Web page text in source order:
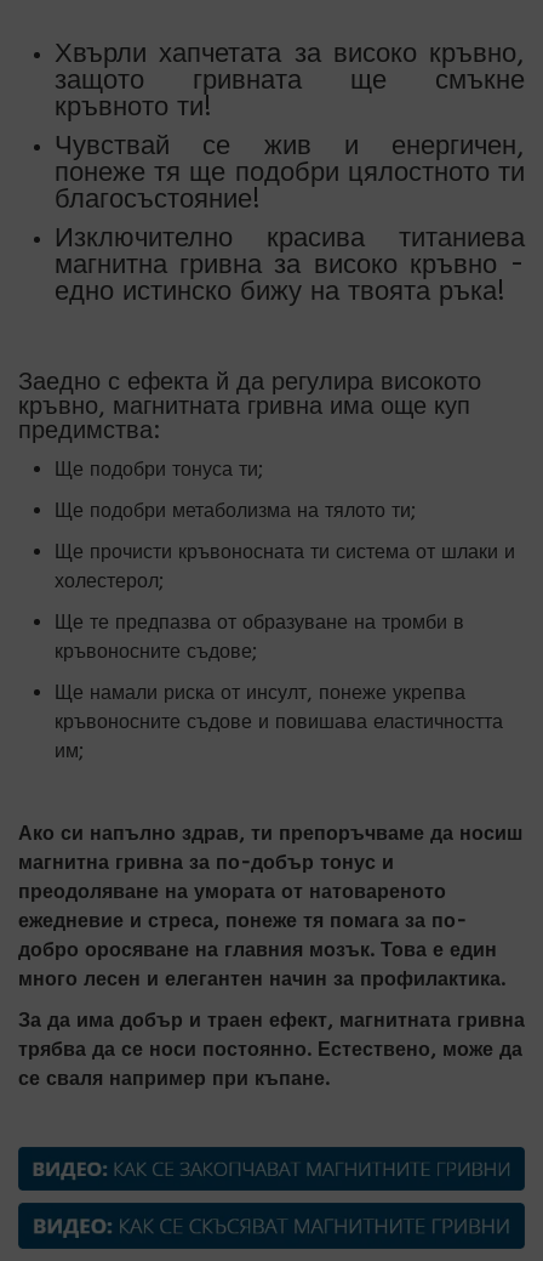
Хвърли хапчетата за високо кръвно,
защото гривната ще смъкне
кръвното ти!
Чувствай се жив и енергичен,
понеже тя ще подобри цялостното ти
благосъстояние!
Изключително красива титаниева
магнитна гривна за високо кръвно -
едно истинско бижу на твоята ръка!
Заедно с ефекта й да регулира високото
кръвно, магнитната гривна има още куп
предимства:
Ще подобри тонуса ти;
Ще подобри метаболизма на тялото ти;
Ще прочисти кръвоносната ти система от шлаки и
холестерол;
Ще те предпазва от образуване на тромби в
кръвоносните съдове;
Ще намали риска от инсулт, понеже укрепва
кръвоносните съдове и повишава еластичността
им;
Ако си напълно здрав, ти препоръчваме да носиш
магнитна гривна за по-добър тонус и
преодоляване на умората от натовареното
ежедневие и стреса, понеже тя помага за по-
добро оросяване на главния мозък. Това е един
много лесен и елегантен начин за профилактика.
За да има добър и траен ефект, магнитната гривна
трябва да се носи постоянно. Естествено, може да
се сваля например при къпане.